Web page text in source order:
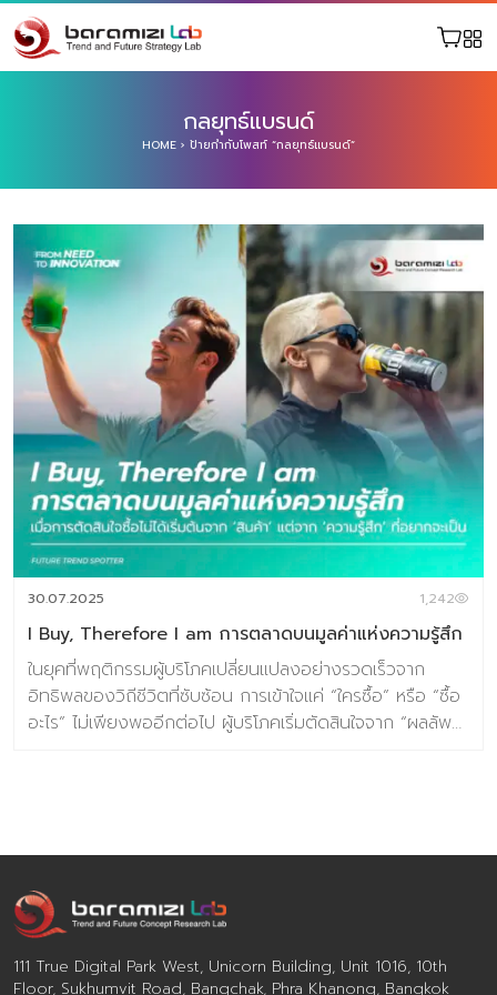
กลยุทธ์แบรนด์
HOME › ป้ายกำกับโพสท์ “กลยุทธ์แบรนด์”
30.07.2025 1,242
I Buy, Therefore I am การตลาดบนมูลค่าแห่งความรู้สึก
ในยุคที่พฤติกรรมผู้บริโภคเปลี่ยนแปลงอย่างรวดเร็วจาก
อิทธิพลของวิถีชีวิตที่ซับซ้อน การเข้าใจแค่ “ใครซื้อ” หรือ “ซื้อ
อะไร” ไม่เพียงพออีกต่อไป ผู้บริโภคเริ่มตัดสินใจจาก “ผลลัพธ์
การเลือกบริโภค โดยเป็นการมองผู้บริโภคจากสิ่งที่พวกเขา
มั่นใจ ความกระปรี้กระเปร่า หรือการฟื้นฟูร่างกาย เมื่อการ
ตัดสินใจไม่ได้เริ่มต้นจากคำถามว่า “จะซื้ออะไร” แต่เป็นคำถาม
ว่า “ทำไมถึงต้องซื้อ” หรือ “อยากได้ผลลัพธ์อะไรจากการ
บริโภค” แนวทางการทำความเข้าใจผู้บริโภคที่อิงจากข้อมูลพื้น
111 True Digital Park West, Unicorn Building, Unit 1016, 10th
Floor, Sukhumvit Road, Bangchak, Phra Khanong, Bangkok